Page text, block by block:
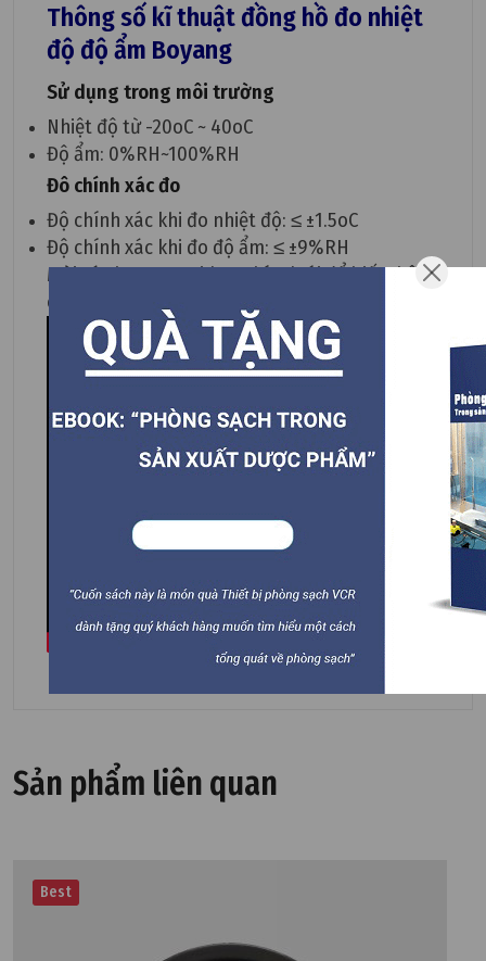
Thông số kĩ thuật đồng hồ đo nhiệt
độ độ ẩm Boyang
Sử dụng trong môi trường
Nhiệt độ từ -20oC ~ 40oC
Độ ẩm: 0%RH~100%RH
Đô chính xác đo
Độ chính xác khi đo nhiệt độ: ≤ ±1.5oC
Độ chính xác khi đo độ ẩm: ≤ ±9%RH
Mời các bạn xem video phía dưới để biết thêm
chi tiết về đồng hồ đo nhiệt độ độ ẩm Boyang.
Sản phẩm liên quan
Best